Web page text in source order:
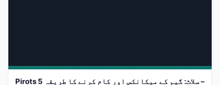
Pirots 5 سلاٹ: گیم کے میکانکس اور کام کرنے کا طریقہ –